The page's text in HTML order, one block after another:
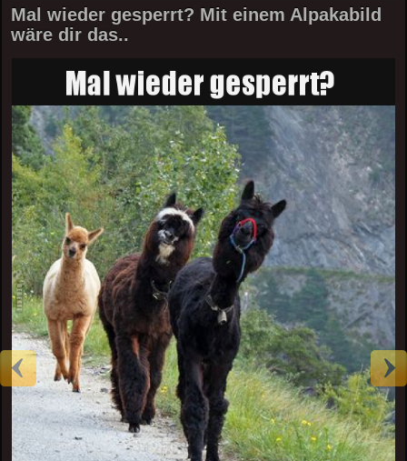
Mal wieder gesperrt? Mit einem Alpakabild
wäre dir das..